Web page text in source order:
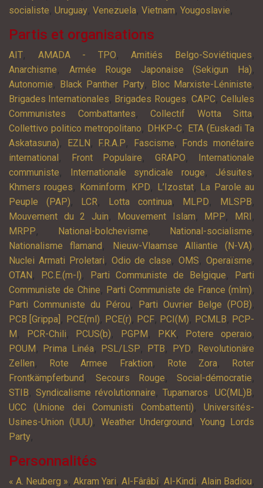
socialiste, Uruguay, Venezuela, Vietnam, Yougoslavie,
Partis et organisations
AIT, AMADA - TPO,Amitiés Belgo-Soviétiques,
Anarchisme, Armée Rouge Japonaise (Sekigun Ha),
Autonomie, Black Panther Party, Bloc Marxiste-Léniniste,
Brigades Internationales, Brigades Rouges, CAPC,Cellules
Communistes Combattantes, Collectif Wotta Sitta,
Collettivo politico metropolitano, DHKP-C, ETA (Euskadi Ta
Askatasuna), EZLN , F.R.A.P, Fascisme,
Fonds monétaire
international , Front Populaire, GRAPO,
Internationale
communiste, Internationale syndicale rouge, Jésuites,
Khmers rouges, Kominform, KPD, L’Izostat, La Parole au
Peuple (PAP), LCR, Lotta continua, MLPD, MLSPB,
Mouvement du 2 Juin, Mouvement Islam, MPP, MRI ,
MRPP, National-bolchevisme, National-socialisme,
Nationalisme flamand , Nieuw-Vlaamse Alliantie (N-VA),
Nuclei Armati Proletari, Odio de clase,OMS,Operaïsme,
OTAN , P.C.E.(m-l), Parti Communiste de Belgique,
Parti
Communiste de Chine, Parti Communiste de France (mlm),
Parti Communiste du Pérou, Parti Ouvrier Belge (POB),
PCB [Grippa] , PCE(ml), PCE(r), PCF, PCI(M), PCMLB, PCP-
M , PCR-Chili, PCUS(b), PGPM , PKK, Potere operaio,
POUM , Prima Linéa, PSL/LSP, PTB, PYD,
Revolutionäre
Zellen, Rote Armee Fraktion, Rote Zora,
Roter
Frontkämpferbund , Secours Rouge, Social-démocratie,
STIB, Syndicalisme révolutionnaire, Tupamaros, UC(ML)B,
UCC (Unione dei Comunisti Combattenti),Universités-
Usines-Union (UUU), Weather Underground ,Young Lords
Party,
Personnalités
« A. Neuberg », Akram Yari, Al-Fârâbî, Al-Kindi, Alain Badiou,